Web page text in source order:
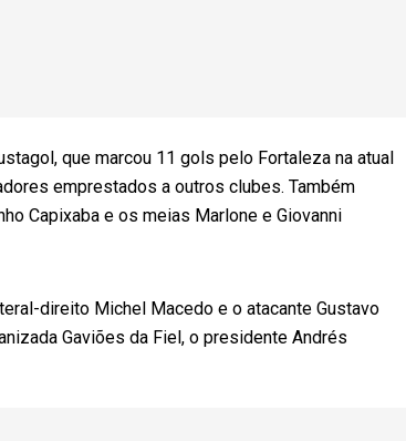
que marcou 11 gols pelo Fortaleza na atual
emprestados a outros clubes. Também
Capixaba e os meias Marlone e Giovanni
direito Michel Macedo e o atacante Gustavo
Gaviões da Fiel, o presidente Andrés